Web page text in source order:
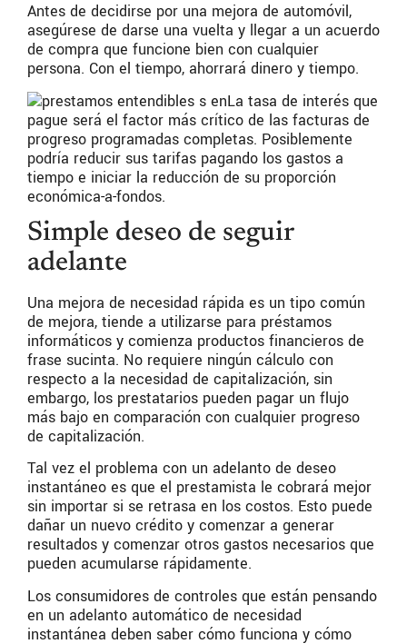
Antes de decidirse por una mejora de automóvil,
asegúrese de darse una vuelta y llegar a un acuerdo
de compra que funcione bien con cualquier
persona. Con el tiempo, ahorrará dinero y tiempo.
La tasa de interés que
pague será el factor más crítico de las facturas de
progreso programadas completas. Posiblemente
podría reducir sus tarifas pagando los gastos a
tiempo e iniciar la reducción de su proporción
económica-a-fondos.
Simple deseo de seguir
adelante
Una mejora de necesidad rápida es un tipo común
de mejora, tiende a utilizarse para préstamos
informáticos y comienza productos financieros de
frase sucinta. No requiere ningún cálculo con
respecto a la necesidad de capitalización, sin
embargo, los prestatarios pueden pagar un flujo
más bajo en comparación con cualquier progreso
de capitalización.
Tal vez el problema con un adelanto de deseo
instantáneo es que el prestamista le cobrará mejor
sin importar si se retrasa en los costos. Esto puede
dañar un nuevo crédito y comenzar a generar
resultados y comenzar otros gastos necesarios que
pueden acumularse rápidamente.
Los consumidores de controles que están pensando
en un adelanto automático de necesidad
instantánea deben saber cómo funciona y cómo